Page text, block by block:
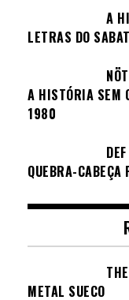
A
LETRAS DO
A HISTÓRIA SEM
1980
QUEBRA-CABEÇA
METAL SUECO